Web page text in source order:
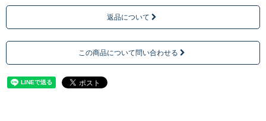
返品について
この商品について問い合わせる